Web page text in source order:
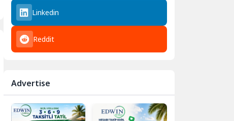
Linkedin
Reddit
Advertise